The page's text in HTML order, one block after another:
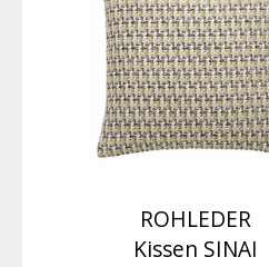
ROHLEDER
Kissen SINAI